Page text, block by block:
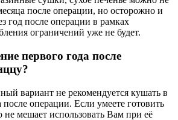
после операции, но осторожно и
год после операции в рамках
ограничений уже не будет.
первого года после
вариант не рекомендуется кушать в
после операции. Если умеете готовить
мешает использовать Вам при её